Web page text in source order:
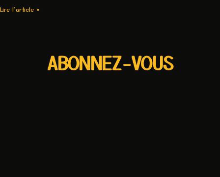
Lire l'article »
ABONNEZ-VOUS